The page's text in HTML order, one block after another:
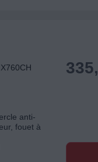
anti-
fouet à